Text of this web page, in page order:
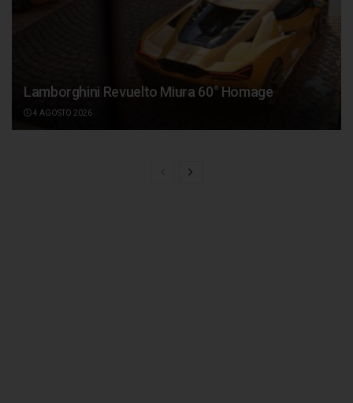
Lamborghini Revuelto Miura 60° Homage
4 AGOSTO 2026